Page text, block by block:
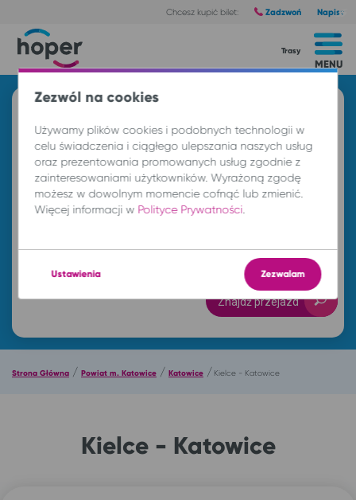
Chcesz kupić bilet: Zadzwoń Napisz
MENU
Trasy
DO
nd. 9 sie. -- : --
Znajdź przejazd
Strona Główna / Powiat m. Katowice / Katowice /Kielce - Katowice
Kielce - Katowice
Zezwól na cookies
Używamy plików cookies i podobnych technologii w
celu świadczenia i ciągłego ulepszania naszych usług
oraz prezentowania promowanych usług zgodnie z
zainteresowaniami użytkowników. Wyrażoną zgodę
możesz w dowolnym momencie cofnąć lub zmienić.
Więcej informacji w Polityce Prywatności.
Ustawienia Zezwalam